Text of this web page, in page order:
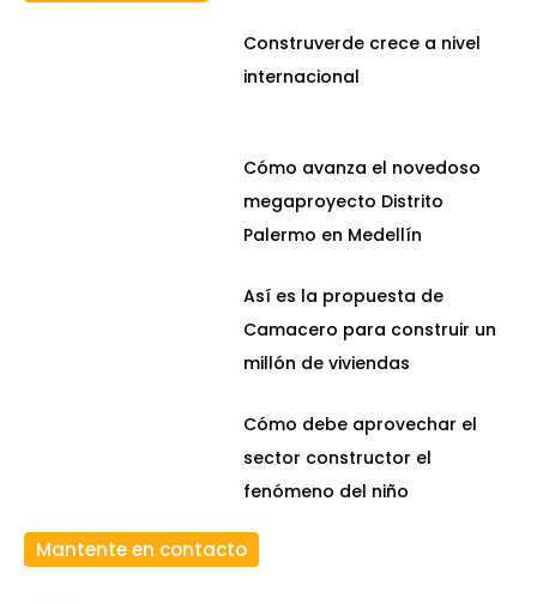
Construverde crece a nivel
internacional
Cómo avanza el novedoso
megaproyecto Distrito
Palermo en Medellín
Así es la propuesta de
Camacero para construir un
millón de viviendas
Cómo debe aprovechar el
sector constructor el
fenómeno del niño
Mantente en contacto